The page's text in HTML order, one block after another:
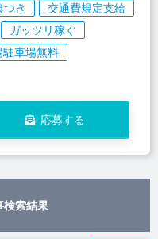
き
交通費規定支給
ガッツリ稼ぐ
駐車場無料
応募する
検索結果